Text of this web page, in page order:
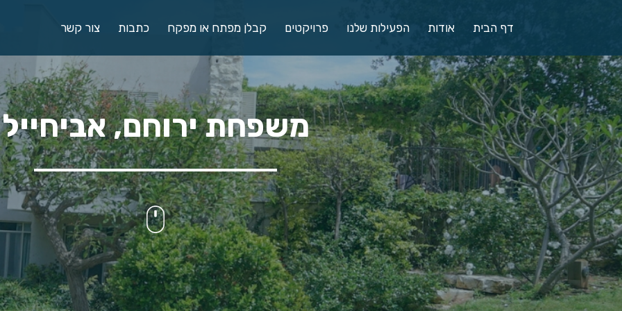
דף הבית אודות הפעילות שלנו פרויקטים קבלן מפתח או מפקח כתבות צור קשר
משפחת ירוחם, אביחייל